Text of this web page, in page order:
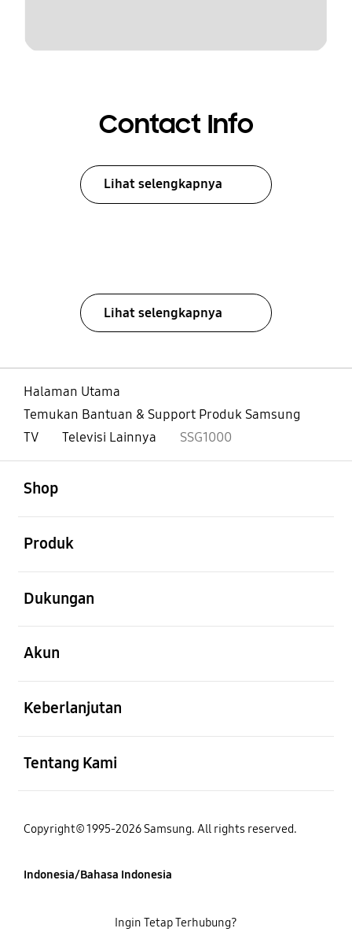
Contact Info
Lihat selengkapnya
Lihat selengkapnya
Halaman Utama
Temukan Bantuan & Support Produk Samsung
TV
Televisi Lainnya SSG1000
Shop
Produk
Dukungan
Akun
Keberlanjutan
Tentang Kami
Copyright© 1995-2026 Samsung. All rights reserved.
Indonesia/Bahasa Indonesia
Ingin Tetap Terhubung?